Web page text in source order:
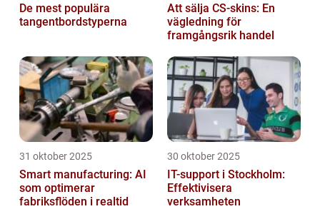
De mest populära
tangentbordstyperna
Att sälja CS-skins: En
vägledning för
framgångsrik handel
31 oktober 2025
Smart manufacturing: AI
som optimerar
fabriksflöden i realtid
30 oktober 2025
IT-support i Stockholm:
Effektivisera
verksamheten